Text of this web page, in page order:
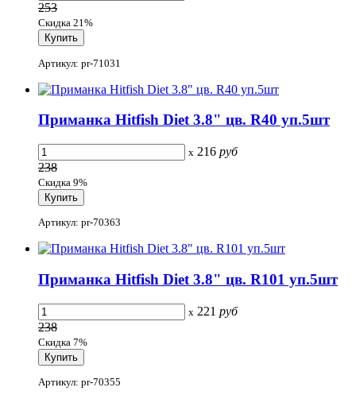
253
Скидка 21%
Артикул: pr-71031
Приманка Hitfish Diet 3.8" цв. R40 уп.5шт
x 216 руб
238
Скидка 9%
Артикул: pr-70363
Приманка Hitfish Diet 3.8" цв. R101 уп.5шт
x 221 руб
238
Скидка 7%
Артикул: pr-70355